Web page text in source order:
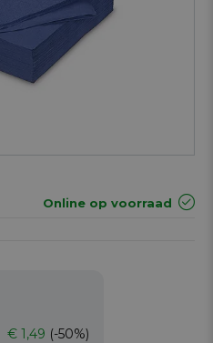
Online op voorraad
€ 1,49 (-50%)